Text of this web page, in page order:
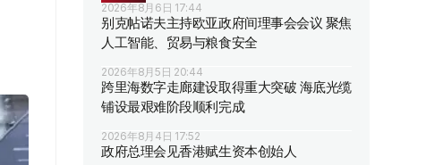
2026年8月6日 17:44
别克帖诺夫主持欧亚政府间理事会会议 聚焦
人工智能、贸易与粮食安全
2026年8月5日 20:44
跨里海数字走廊建设取得重大突破 海底光缆
铺设最艰难阶段顺利完成
2026年8月4日 17:52
政府总理会见香港赋生资本创始人